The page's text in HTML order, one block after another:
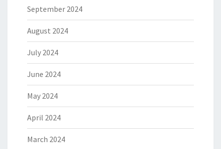
September 2024
August 2024
July 2024
June 2024
May 2024
April 2024
March 2024